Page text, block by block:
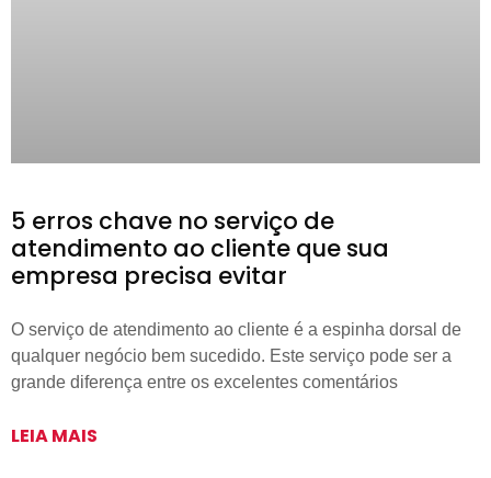
5 erros chave no serviço de
atendimento ao cliente que sua
empresa precisa evitar
O serviço de atendimento ao cliente é a espinha dorsal de
qualquer negócio bem sucedido. Este serviço pode ser a
grande diferença entre os excelentes comentários
LEIA MAIS